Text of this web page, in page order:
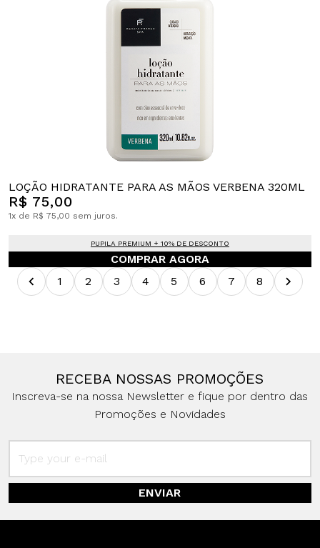
LOÇÃO HIDRATANTE PARA AS MÃOS VERBENA 320ML
R$ 75,00
1x de R$ 75,00 sem juros.
PUPILA PREMIUM + 10% DE DESCONTO
COMPRAR AGORA
1
2 3 4 5 6 7 8
RECEBA NOSSAS PROMOÇÕES
Inscreva-se na nossa Newsletter e fique por dentro das
Promoções e Novidades
ENVIAR